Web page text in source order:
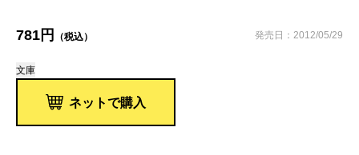
781円 （税込） 発売日：2012/05/29
文庫
ネットで購入